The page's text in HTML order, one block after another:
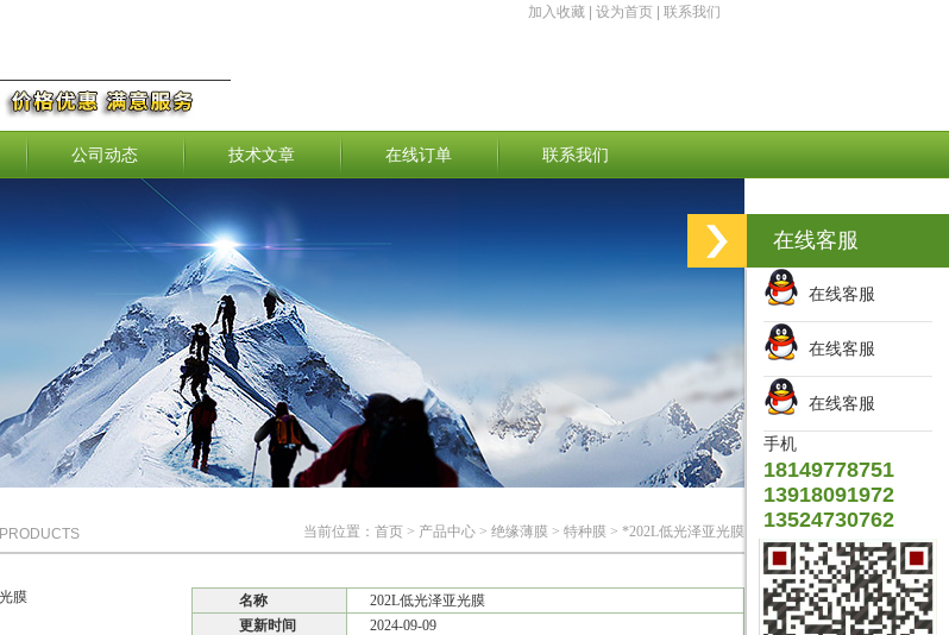
加入收藏 设为首页 联系我们
公司动态 技术文章 在线订单 联系我们
PRODUCTS 当前位置： 首页 > 产品中心 > 绝缘薄膜 > 特种膜 > *202L低光泽亚光膜
名称
202L低光泽亚光膜
更新时间
2024-09-09
在线客服
在线客服
在线客服
在线客服
手机
18149778751
13918091972
13524730762